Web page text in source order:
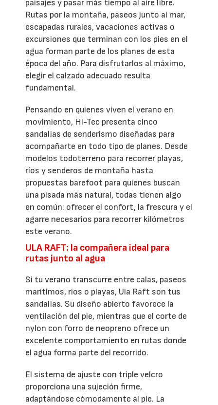
paisajes y pasar más tiempo al aire libre.
Rutas por la montaña, paseos junto al mar,
escapadas rurales, vacaciones activas o
excursiones que terminan con los pies en el
agua forman parte de los planes de esta
época del año. Para disfrutarlos al máximo,
elegir el calzado adecuado resulta
fundamental.
Pensando en quienes viven el verano en
movimiento, Hi-Tec presenta cinco
sandalias de senderismo diseñadas para
acompañarte en todo tipo de planes. Desde
modelos todoterreno para recorrer playas,
ríos y senderos de montaña hasta
propuestas barefoot para quienes buscan
una pisada más natural, todas tienen algo
en común: ofrecer el confort, la frescura y el
agarre necesarios para recorrer kilómetros
este verano.
ULA RAFT: la compañera ideal para
rutas junto al agua
Si tu verano transcurre entre calas, paseos
marítimos, ríos o playas, Ula Raft son tus
sandalias. Su diseño abierto favorece la
ventilación del pie, mientras que el corte de
nylon con forro de neopreno ofrece un
excelente comportamiento en rutas donde
el agua forma parte del recorrido.
El sistema de ajuste con triple velcro
proporciona una sujeción firme,
adaptándose cómodamente al pie. La